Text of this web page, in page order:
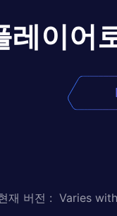
레이어
재 버전 : Varies